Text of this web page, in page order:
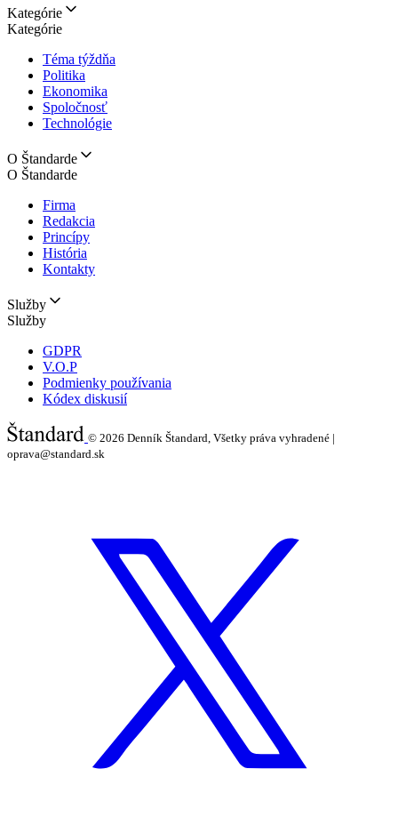
Kategórie
Kategórie
Téma týždňa
Politika
Ekonomika
Spoločnosť
Technológie
O Štandarde
O Štandarde
Firma
Redakcia
Princípy
História
Kontakty
Služby
Služby
GDPR
V.O.P
Podmienky používania
Kódex diskusií
© 2026 Denník Štandard, Všetky práva vyhradené |
oprava@standard.sk